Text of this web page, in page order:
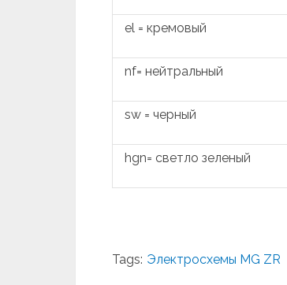
el = кремовый
nf= нейтральный
sw = черный
hgn= светло зеленый
Tags: Электросхемы MG ZR